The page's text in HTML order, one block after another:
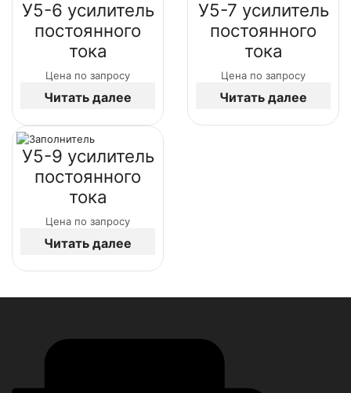
У5-6 усилитель
постоянного
тока
Цена по запросу
Читать далее
У5-7 усилитель
постоянного
тока
Цена по запросу
Читать далее
У5-9 усилитель
постоянного
тока
Цена по запросу
Читать далее